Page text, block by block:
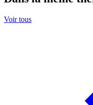
Voir tous